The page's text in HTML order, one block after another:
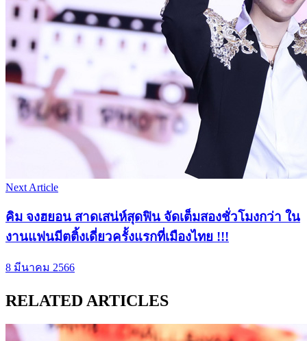
Next Article
คิม จงฮยอน สาดเสน่ห์สุดฟิน จัดเต็มสองชั่วโมงกว่า ใน
งานแฟนมีตติ้งเดี่ยวครั้งแรกที่เมืองไทย !!!
8 มีนาคม 2566
RELATED ARTICLES